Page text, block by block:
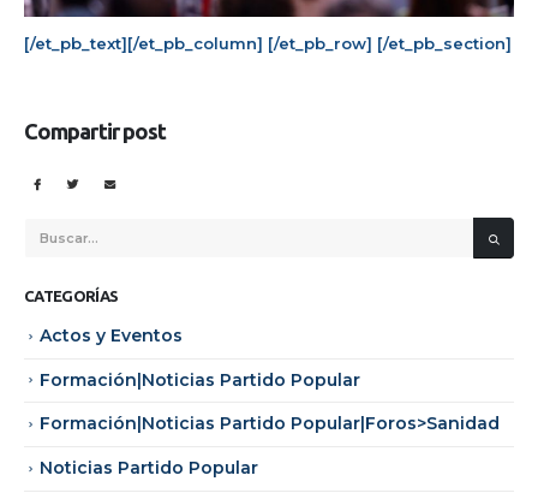
[/et_pb_text][/et_pb_column] [/et_pb_row] [/et_pb_section]
Compartir post
CATEGORÍAS
Actos y Eventos
Formación|Noticias Partido Popular
Formación|Noticias Partido Popular|Foros>Sanidad
Noticias Partido Popular